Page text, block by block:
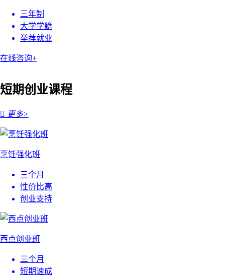
三年制
大学学籍
举荐就业
在线咨询+
短期创业课程
 更多>
烹饪强化班
三个月
性价比高
创业支持
西点创业班
三个月
短期速成